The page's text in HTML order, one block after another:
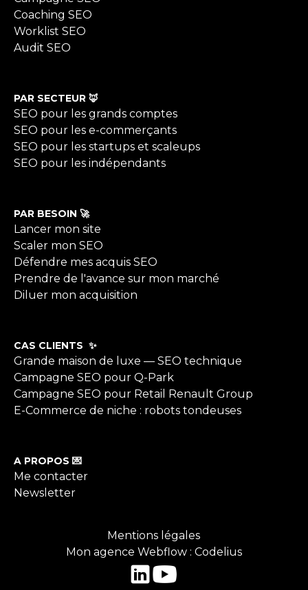
Coaching SEO
Worklist SEO
Audit SEO
PAR SECTEUR 🦊
SEO pour les grands comptes
SEO pour les e-commerçants
SEO pour les startups et scaleups
SEO pour les indépendants
PAR BESOIN 🚀
Lancer mon site
Scaler mon SEO
Défendre mes acquis SEO
Prendre de l'avance sur mon marché
Diluer mon acquisition
CAS CLIENTS ✨
Grande maison de luxe — SEO technique
Campagne SEO pour Q-Park
Campagne SEO pour Retail Renault Group
E-Commerce de niche : robots tondeuses
A PROPOS 💌
Me contacter
Newsletter
Mentions légales
Mon agence Webflow : Codelius